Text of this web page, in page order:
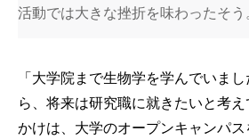
活動では大きな挫折を味わったそう。
「大学院まで生物学を学んでいま
ら、将来は研究職に就きたいと考
かけは、大学のオープンキャンパ